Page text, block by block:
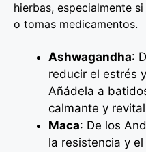
hierbas, especialmente
o tomas medicamentos.
Ashwagandha:
reducir el estrés
Añádela a
calmante y
Maca: De los
la resistencia y